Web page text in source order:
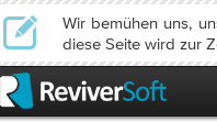
Wir bemühen uns,
diese Seite wird zur